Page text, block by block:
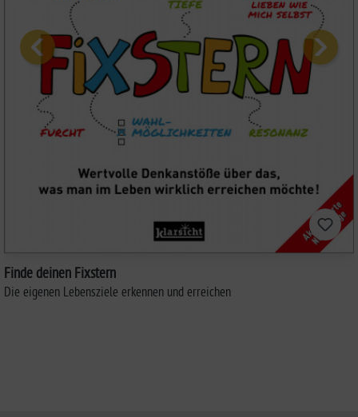
Finde deinen Fixstern
Die eigenen Lebensziele erkennen und erreichen